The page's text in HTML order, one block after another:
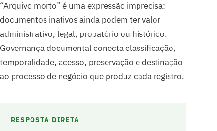
“Arquivo morto” é uma expressão imprecisa:
documentos inativos ainda podem ter valor
administrativo, legal, probatório ou histórico.
Governança documental conecta classificação,
temporalidade, acesso, preservação e destinação
ao processo de negócio que produz cada registro.
RESPOSTA DIRETA